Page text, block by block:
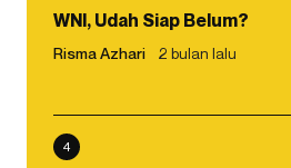
WNI, Udah Siap Belum?
Risma Azhari 2 bulan lalu
4